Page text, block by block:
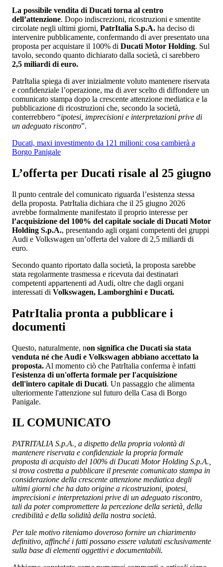
La possibile vendita di Ducati torna al centro
dell’attenzione. Dopo indiscrezioni, ricostruzioni e smentite
circolate negli ultimi giorni, PatrItalia S.p.A. ha deciso di
intervenire pubblicamente, confermando di aver presentato una
proposta per acquistare il 100% di Ducati Motor Holding. Sul
tavolo, secondo quanto dichiarato dalla società, ci sarebbero
2,5 miliardi di euro.
PatrItalia spiega di aver inizialmente voluto mantenere riservata
e confidenziale l’operazione, ma di aver scelto di diffondere un
comunicato stampa dopo la crescente attenzione mediatica e la
pubblicazione di ricostruzioni che, secondo la società,
conterrebbero “ipotesi, imprecisioni e interpretazioni prive di
un adeguato riscontro”.
Ducati, maxi investimento da 121 milioni: cosa cambierà a
Borgo Panigale
L’offerta per Ducati risale al 25 giugno
Il punto centrale del comunicato riguarda l’esistenza stessa
della proposta. PatrItalia dichiara che il 25 giugno 2026
avrebbe formalmente manifestato il proprio interesse per
l’acquisizione del 100% del capitale sociale di Ducati Motor
Holding S.p.A., presentando agli organi competenti dei gruppi
Audi e Volkswagen un’offerta del valore di 2,5 miliardi di
euro.
Secondo quanto riportato dalla società, la proposta sarebbe
stata regolarmente trasmessa e ricevuta dai destinatari
competenti appartenenti ad Audi, oltre che dagli organi
interessati di Volkswagen, Lamborghini e Ducati.
PatrItalia pronta a pubblicare i
documenti
Questo, naturalmente, non significa che Ducati sia stata
venduta né che Audi e Volkswagen abbiano accettato la
proposta. Al momento ciò che PatrItalia conferma è infatti
l'esistenza di un'offerta formale per l'acquisizione
dell'intero capitale di Ducati. Un passaggio che alimenta
ulteriormente l'attenzione sul futuro della Casa di Borgo
Panigale.
IL COMUNICATO
PATRITALIA S.p.A., a dispetto della propria volontà di
mantenere riservata e confidenziale la propria formale
proposta di acquisto del 100% di Ducati Motor Holding S.p.A.,
si trova costretta a pubblicare il presente comunicato stampa in
considerazione della crescente attenzione mediatica degli
ultimi giorni che ha dato origine a ricostruzioni, ipotesi,
imprecisioni e interpretazioni prive di un adeguato riscontro,
tali da poter compromettere la percezione della serietà, della
credibilità e della solidità della nostra società.
Per tale motivo riteniamo doveroso fornire un chiarimento
definitivo, affinché i fatti possano essere valutati esclusivamente
sulla base di elementi oggettivi e documentabili.